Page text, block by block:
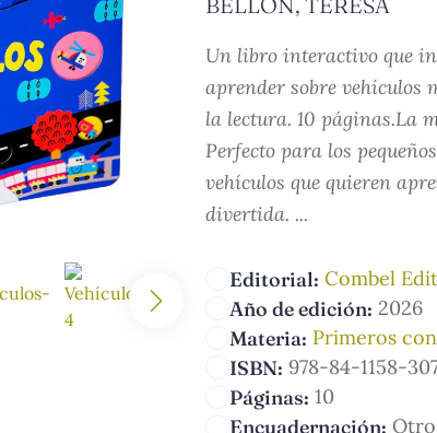
Un libro interactivo que
aprender sobre
la lectura. 10 páginas.La
Perfecto para los
vehículos que quieren
divertida. ...
Editorial: Combel
Año de edición: 2026
Materia: Primeros
ISBN: 978-84-1158-
Páginas: 10
Encuadernación: